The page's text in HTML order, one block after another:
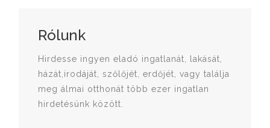
Rólunk
Hirdesse ingyen eladó ingatlanát, lakását,
házát,irodáját, szőlőjét, erdőjét, vagy találja
meg álmai otthonát több ezer ingatlan
hirdetésünk között.